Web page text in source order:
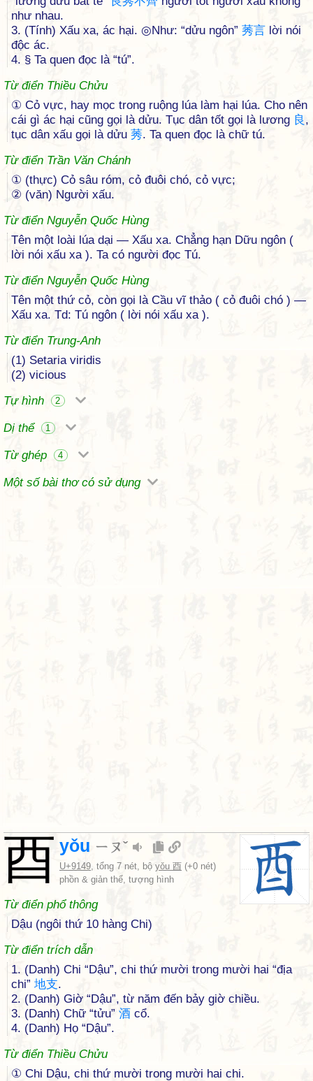
như nhau.
3. (Tính) Xấu xa, ác hại. ◎Như: “dửu ngôn” 莠言 lời nói
độc ác.
4. § Ta quen đọc là “tú”.
Từ điển Thiều Chửu
① Cỏ vực, hay mọc trong ruộng lúa làm hại lúa. Cho nên
cái gì ác hại cũng gọi là dửu. Tục dân tốt gọi là lương 良 ,
tục dân xấu gọi là dửu 莠. Ta quen đọc là chữ tú.
Từ điển Trần Văn Chánh
① (thực) Cỏ sâu róm, cỏ đuôi chó, cỏ vực;
② (văn) Người xấu.
Từ điển Nguyễn Quốc Hùng
Tên một loài lúa dại — Xấu xa. Chẳng hạn Dữu ngôn (
lời nói xấu xa ). Ta có người đọc Tú.
Từ điển Nguyễn Quốc Hùng
Tên một thứ cỏ, còn gọi là Cầu vĩ thảo ( cỏ đuôi chó ) —
Xấu xa. Td: Tú ngôn ( lời nói xấu xa ).
Từ điển Trung-Anh
(1) Setaria viridis
(2) vicious
Tự hình
2
Dị thể 1
Từ ghép 4
Một số bài thơ có sử dụng
酉 yǒu ㄧㄡˇ
U+9149, tổng 7 nét, bộ yǒu 酉 (+0 nét)
phồn & giản thể, tượng hình
Từ điển phổ thông
Dậu (ngôi thứ 10 hàng Chi)
Từ điển trích dẫn
1. (Danh) Chi “Dậu”, chi thứ mười trong mười hai “địa
chi” 地支.
2. (Danh) Giờ “Dậu”, từ năm đến bảy giờ chiều.
3. (Danh) Chữ “tửu” 酒 cổ.
4. (Danh) Họ “Dậu”.
Từ điển Thiều Chửu
① Chi Dậu, chi thứ mười trong mười hai chi.